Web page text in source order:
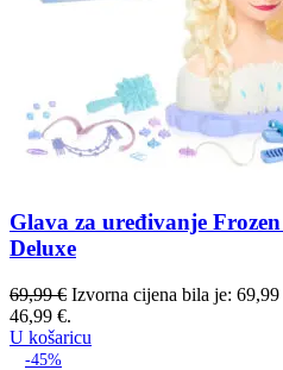
Glava za uređivanje
Deluxe
69,99€ Izvorna cijena bila je: 69,99
46,99 €.
U košaricu
-45%